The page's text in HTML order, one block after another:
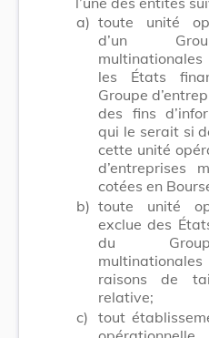
a) toute unité
d’un
les États
Groupe
des fins
qui le serait si
cette unité
d’entreprises
cotées en
b) toute unité
exclue des
du
raisons de
relative;
c) tout